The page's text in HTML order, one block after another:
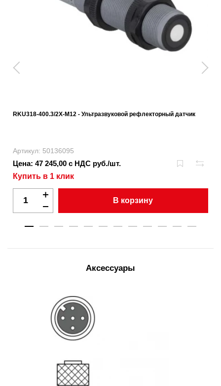
RKU318-400.3/2X-M12 - Ультразвуковой рефлекторный датчик
Артикул: 50136095
Цена: 47 245,00 с НДС руб./шт.
Купить в 1 клик
В корзину
Аксессуары